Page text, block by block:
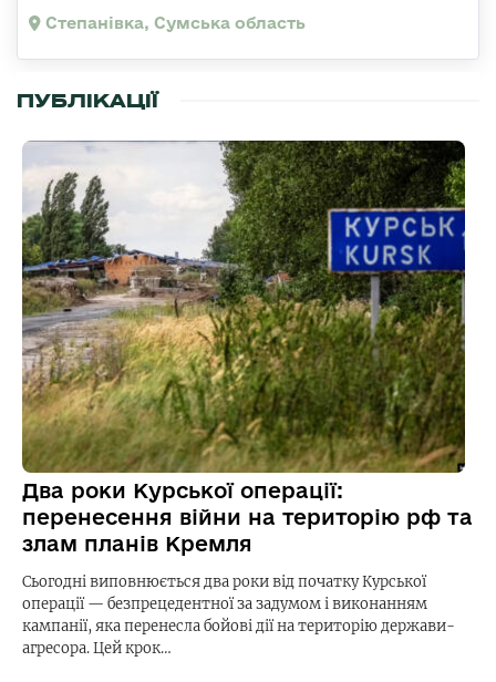
Степанівка, Сумська область
ПУБЛІКАЦІЇ
Два роки Курської операції:
перенесення війни на територію рф та
злам планів Кремля
Сьогодні виповнюється два роки від початку Курської
операції — безпрецедентної за задумом і виконанням
кампанії, яка перенесла бойові дії на територію держави-
агресора. Цей крок…